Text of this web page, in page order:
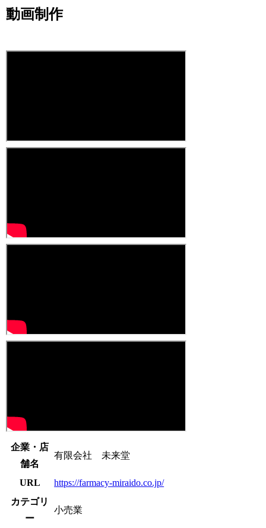
動画制作
企業・店
舗名
有限会社 未来堂
URL
https://farmacy-miraido.co.jp/
カテゴリ
ー
小売業